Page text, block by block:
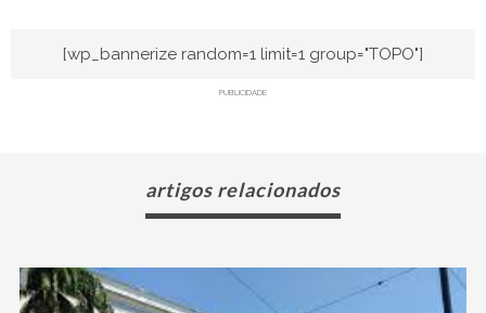
[wp_bannerize random=1 limit=1 group="TOPO"]
PUBLICIDADE
artigos relacionados